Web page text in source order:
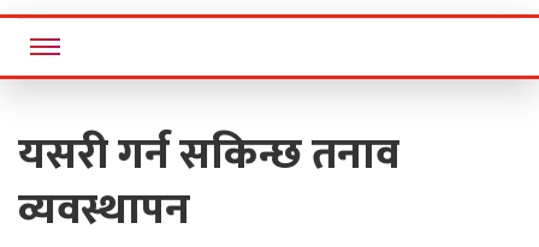
Bisaunee
यसरी गर्न सकिन्छ तनाव
व्यवस्थापन